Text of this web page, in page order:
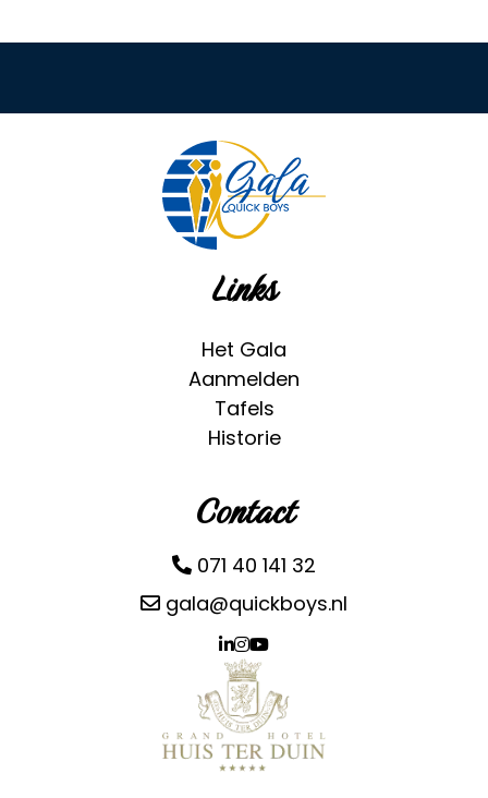
Links
Het Gala
Aanmelden
Tafels
Historie
Contact
071 40 141 32
gala@quickboys.nl